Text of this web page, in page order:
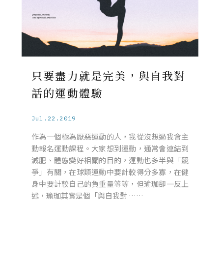
只要盡力就是完美，與自我對
話的運動體驗
Jul.22.2019
作為一個極為厭惡運動的人，我從沒想過我會主
動報名運動課程。大家想到運動，通常會連結到
減肥、體態變好相關的目的，運動也多半與「競
爭」有關，在球類運動中要計較得分多寡，在健
身中要計較自己的負重量等等，但瑜珈卻一反上
述，瑜珈其實是個「與自我對 ……